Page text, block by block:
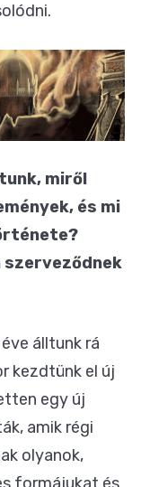
miről
és mi
szerveződnek
álltunk rá
kezdtünk el új
egy új
amik régi
olyanok,